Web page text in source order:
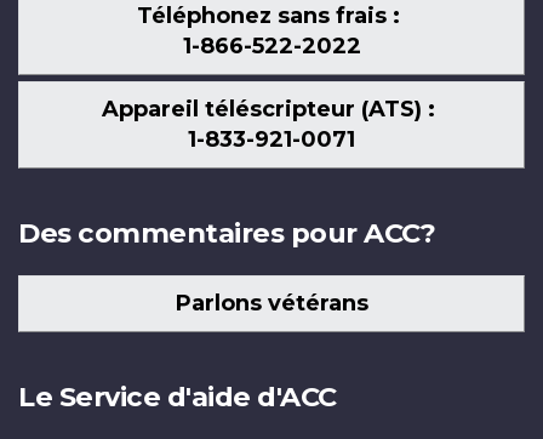
Téléphonez sans frais :
1-866-522-2022
Appareil téléscripteur (ATS) :
1-833-921-0071
Des commentaires pour ACC?
Parlons vétérans
Le Service d'aide d'ACC